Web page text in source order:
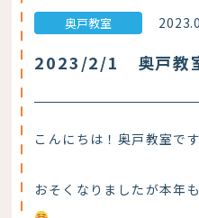
奥戸教室
2023/2/1 奥戸教
こんにちは！奥戸教室です
おそくなりましたが本年